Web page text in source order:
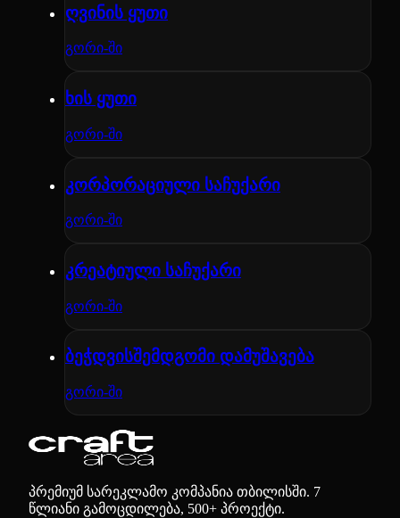
ღვინის ყუთი
გორი-ში
ხის ყუთი
გორი-ში
კორპორაციული საჩუქარი
გორი-ში
კრეატიული საჩუქარი
გორი-ში
ბეჭდვისშემდგომი დამუშავება
გორი-ში
პრემიუმ სარეკლამო კომპანია თბილისში. 7
წლიანი გამოცდილება, 500+ პროექტი.